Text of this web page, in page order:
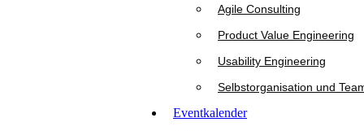
Agile Consulting
Product Value Engineering
Usability Engineering
Selbstorganisation und
Eventkalender